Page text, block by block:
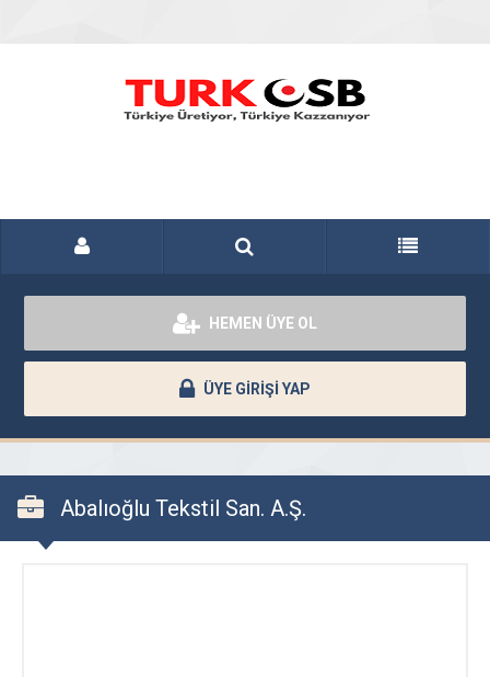
HEMEN ÜYE OL
ÜYE GİRİŞİ YAP
Abalıoğlu Tekstil San. A.Ş.